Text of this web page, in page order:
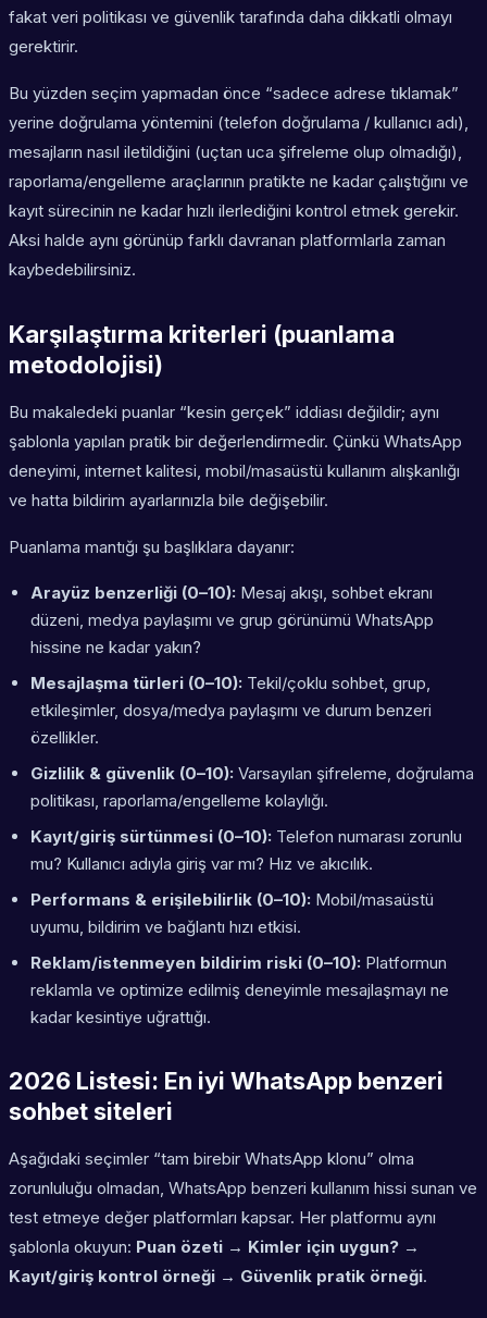
fakat veri politikası ve güvenlik tarafında daha dikkatli olmayı
gerektirir.
Bu yüzden seçim yapmadan önce “sadece adrese tıklamak”
yerine doğrulama yöntemini (telefon doğrulama / kullanıcı adı),
mesajların nasıl iletildiğini (uçtan uca şifreleme olup olmadığı),
raporlama/engelleme araçlarının pratikte ne kadar çalıştığını ve
kayıt sürecinin ne kadar hızlı ilerlediğini kontrol etmek gerekir.
Aksi halde aynı görünüp farklı davranan platformlarla zaman
kaybedebilirsiniz.
Karşılaştırma kriterleri (puanlama
metodolojisi)
Bu makaledeki puanlar “kesin gerçek” iddiası değildir; aynı
şablonla yapılan pratik bir değerlendirmedir. Çünkü WhatsApp
deneyimi, internet kalitesi, mobil/masaüstü kullanım alışkanlığı
ve hatta bildirim ayarlarınızla bile değişebilir.
Puanlama mantığı şu başlıklara dayanır:
Arayüz benzerliği (0–10): Mesaj akışı, sohbet ekranı
düzeni, medya paylaşımı ve grup görünümü WhatsApp
hissine ne kadar yakın?
Mesajlaşma türleri (0–10): Tekil/çoklu sohbet, grup,
etkileşimler, dosya/medya paylaşımı ve durum benzeri
özellikler.
Gizlilik & güvenlik (0–10): Varsayılan şifreleme, doğrulama
politikası, raporlama/engelleme kolaylığı.
Kayıt/giriş sürtünmesi (0–10): Telefon numarası zorunlu
mu? Kullanıcı adıyla giriş var mı? Hız ve akıcılık.
Performans & erişilebilirlik (0–10): Mobil/masaüstü
uyumu, bildirim ve bağlantı hızı etkisi.
Reklam/istenmeyen bildirim riski (0–10): Platformun
reklamla ve optimize edilmiş deneyimle mesajlaşmayı ne
kadar kesintiye uğrattığı.
2026 Listesi: En iyi WhatsApp benzeri
sohbet siteleri
Aşağıdaki seçimler “tam birebir WhatsApp klonu” olma
zorunluluğu olmadan, WhatsApp benzeri kullanım hissi sunan ve
test etmeye değer platformları kapsar. Her platformu aynı
şablonla okuyun: Puan özeti → Kimler için uygun? →
Kayıt/giriş kontrol örneği → Güvenlik pratik örneği.